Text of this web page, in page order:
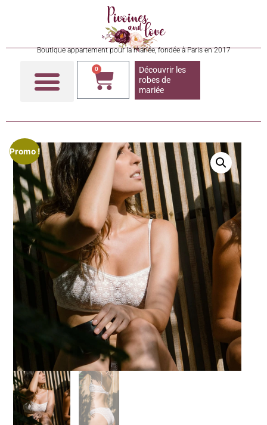
Boutique appartement pour la mariée, fondée à Paris en 2017
0
Découvrir les
robes de
mariée
Promo !